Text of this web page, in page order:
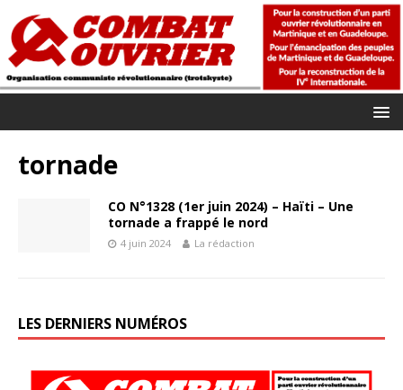
tornade
CO N°1328 (1er juin 2024) – Haïti – Une
tornade a frappé le nord
4 juin 2024 La rédaction
LES DERNIERS NUMÉROS